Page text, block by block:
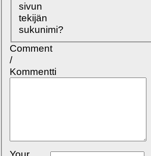
sivun
tekijän
sukunimi?
Comment
/
Kommentti